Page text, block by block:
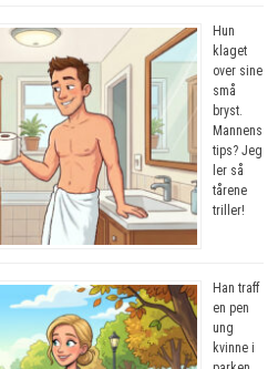
Hun
klaget
over sine
små
bryst.
Mannens
tips? Jeg
ler så
tårene
triller!
Han traff
en pen
ung
kvinne i